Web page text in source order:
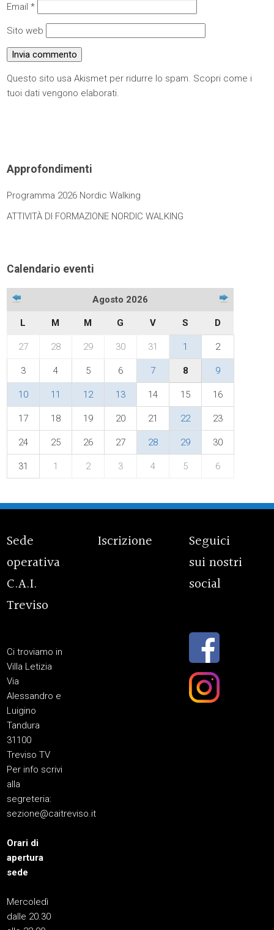
Email*
Sito web
Questo sito usa Akismet per ridurre lo spam. Scopri come i
tuoi dati vengono elaborati.
Approfondimenti
Programma 2026 Nordic Walking
ATTIVITÀ DI FORMAZIONE NORDIC WALKING
Calendario eventi
Agosto 2026
L M M G V S D
27 28 29 30 31 1 2
3 4 5 6 7 8 9
10 11 12 13 14 15 16
17 18 19 20 21 22 23
24 25 26 27 28 29 30
31 1 2 3 4 5 6
Sede
operativa
C.A.I.
Treviso
Ci troviamo in
Villa Letizia
Via
Alessandro e
Luigino
Tandura
31100
Treviso TV
Per info scrivi
alla
segreteria:
sezione@caitreviso.it
Orari di
apertura
sede
Mercoledì
dalle 20.30
Iscrizione
Seguici
sui nostri
social